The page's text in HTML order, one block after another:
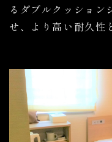
るダブルクッション
せ、より高い耐久性